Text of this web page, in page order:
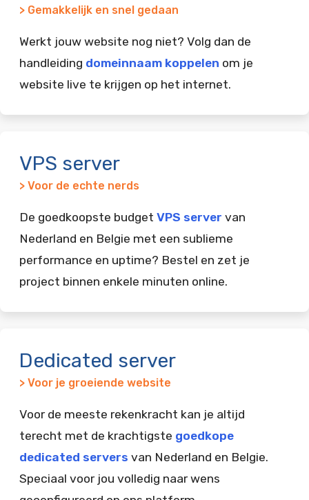
> Gemakkelijk en snel gedaan
Werkt jouw website nog niet? Volg dan de
handleiding domeinnaam koppelen om je
website live te krijgen op het internet.
VPS server
> Voor de echte nerds
De goedkoopste budget VPS server van
Nederland en Belgie met een sublieme
performance en uptime? Bestel en zet je
project binnen enkele minuten online.
Dedicated server
> Voor je groeiende website
Voor de meeste rekenkracht kan je altijd
terecht met de krachtigste goedkope
dedicated servers van Nederland en Belgie.
Speciaal voor jou volledig naar wens